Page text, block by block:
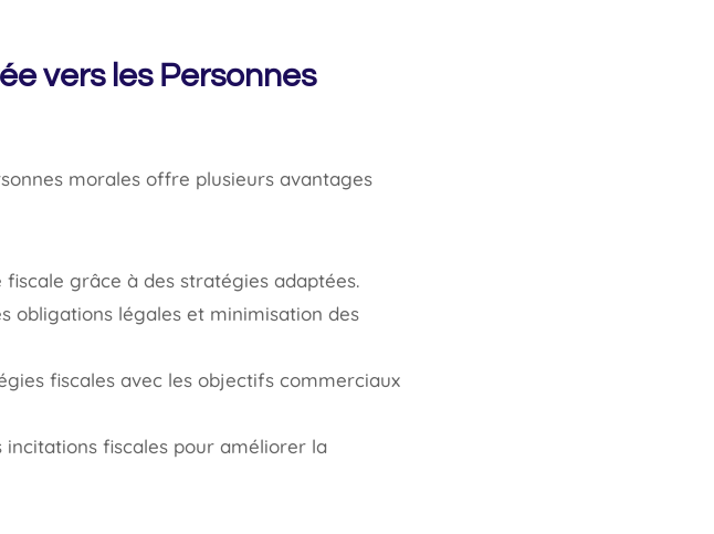
vers les Personnes
morales offre plusieurs avantages
grâce à des stratégies adaptées.
obligations légales et minimisation des
fiscales avec les objectifs commerciaux
incitations fiscales pour améliorer la